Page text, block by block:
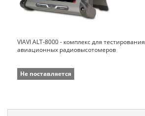
VIAVI ALT-8000 - комплекс для тестирования
авиационных радиовысотомеров
Не поставляется